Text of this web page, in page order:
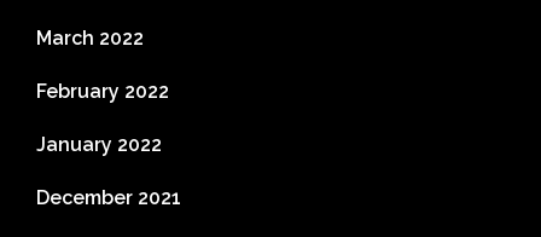
March 2022
February 2022
January 2022
December 2021